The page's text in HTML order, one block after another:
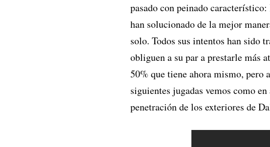
pasado con peinado característico:
han solucionado de la mejor
solo. Todos sus intentos han sido
obliguen a su par a prestarle más
50% que tiene ahora mismo, pero
siguientes jugadas vemos como
penetración de los exteriores de